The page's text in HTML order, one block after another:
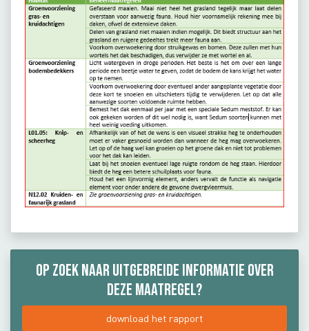
Op zoek naar uitgebreide informatie over
deze maatregel?
download het rapport